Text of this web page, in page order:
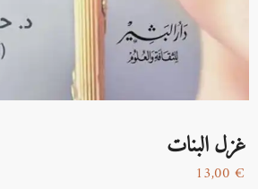
غزل البنات
13,00 €